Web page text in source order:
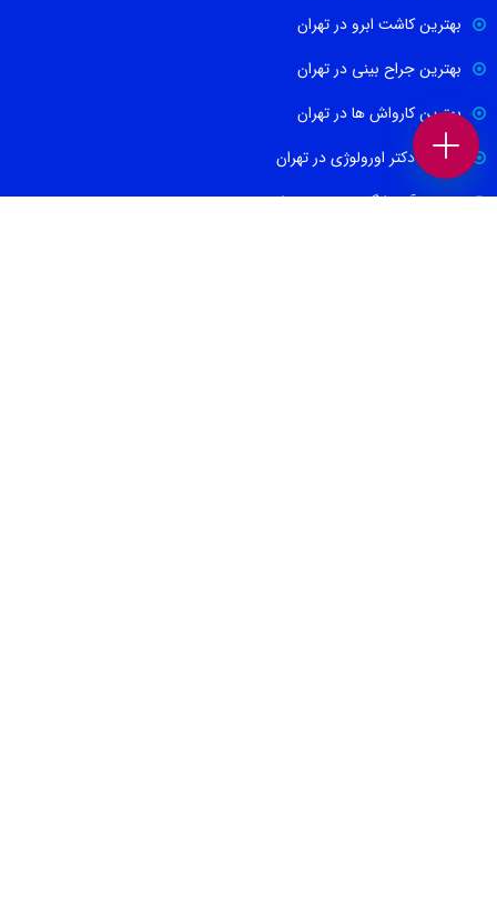
بهترین کاشت ابرو در تهران
بهترین جراح بینی در تهران
بهترین کارواش ها در تهران
بهترین دکتر اورولوژی در تهران
بهترین آموزشگاه موسیقی تهران